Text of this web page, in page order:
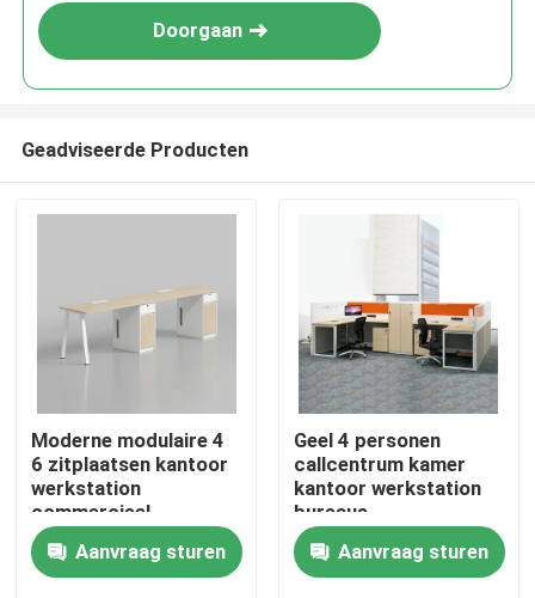
Doorgaan
Geadviseerde Producten
Moderne modulaire 4
6 zitplaatsen kantoor
werkstation
commercieel
personeel kantoor
bureau met privacy
scherm
Aanvraag sturen
Geel 4 personen
callcentrum kamer
kantoor werkstation
bureaus
Aanvraag sturen